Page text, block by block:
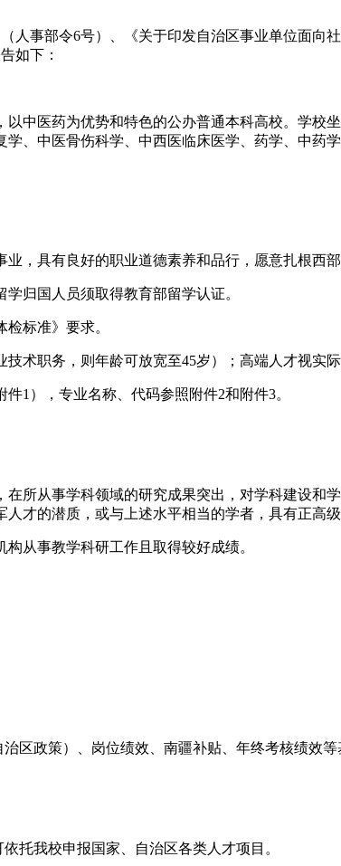
事部令6号）、《关于印发自治区事业单位面向
如下：
中医药为优势和特色的公办普通本科高校。学校
、中医骨伤科学、中西医临床医学、药学、中药
，具有良好的职业道德素养和品行，愿意扎根西
归国人员须取得教育部留学认证。
标准》要求。
术职务，则年龄可放宽至45岁）；高端人才视实际
1），专业名称、代码参照附件2和附件3。
所从事学科领域的研究成果突出，对学科建设和
才的潜质，或与上述水平相当的学者，具有正高级
从事教学科研工作且取得较好成绩。
区政策）、岗位绩效、南疆补贴、年终考核绩效等
托我校申报国家、自治区各类人才项目。